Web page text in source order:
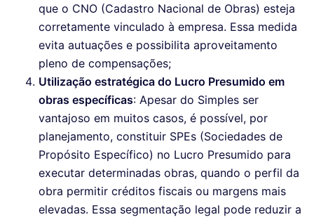
que o CNO (Cadastro Nacional de Obras) esteja
corretamente vinculado à empresa. Essa medida
evita autuações e possibilita aproveitamento
pleno de compensações;
Utilização estratégica do Lucro Presumido em
obras específicas: Apesar do Simples ser
vantajoso em muitos casos, é possível, por
planejamento, constituir SPEs (Sociedades de
Propósito Específico) no Lucro Presumido para
executar determinadas obras, quando o perfil da
obra permitir créditos fiscais ou margens mais
elevadas. Essa segmentação legal pode reduzir a